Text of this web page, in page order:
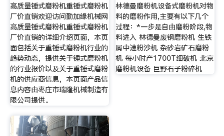
高质量锤式磨粉机重锤式磨粉机
厂价直销欢迎访问勤加缘机械网
高质量锤式磨粉机重锤式磨粉机
厂价直销的详细介绍页面，本页
面包括关于重锤式磨粉机行业的
趋势动态，提供关于锤式磨粉机
的行业报价以及关于重锤式磨粉
机的供应商信息，本页面产品信
息内容由枣庄市瑞隆机械制造有
限公司提供。
林德曼磨粉机设备式磨粉机对物
料的磨粉作用,主要有以下几个
过程：*一步是自由磨粉阶段,物
料进入 林德曼废钢磨粉机 生铁
屑中速粉沙机 杂砂岩矿石磨粉
机 每小时产1700T细破机 北京
磨粉机设备 巨野石子粉碎机